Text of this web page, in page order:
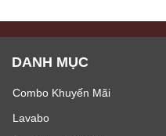
DANH MỤC
Combo Khuyến Mãi
Lavabo